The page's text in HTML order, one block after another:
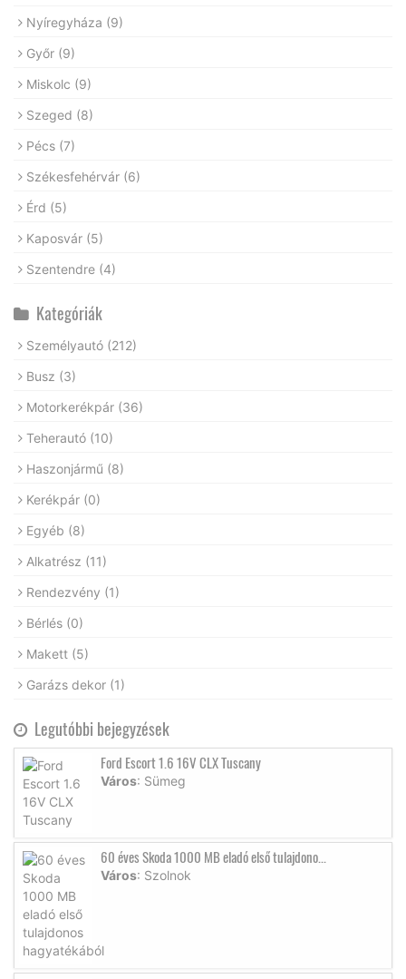
Nyíregyháza (9)
Győr (9)
Miskolc (9)
Szeged (8)
Pécs (7)
Székesfehérvár (6)
Érd (5)
Kaposvár (5)
Szentendre (4)
Kategóriák
Személyautó (212)
Busz (3)
Motorkerékpár (36)
Teherautó (10)
Haszonjármű (8)
Kerékpár (0)
Egyéb (8)
Alkatrész (11)
Rendezvény (1)
Bérlés (0)
Makett (5)
Garázs dekor (1)
Legutóbbi bejegyzések
Ford Escort 1.6 16V CLX Tuscany
Város: Sümeg
60 éves Skoda 1000 MB eladó első tulajdono...
Város: Szolnok